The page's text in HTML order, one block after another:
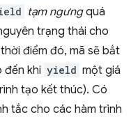
tạm ngưngquá
trạng thái cho
điểm đó, mã sẽ bắt
đến khi yield một giá
tạo kết thúc). Có
tắc cho các hàm trình